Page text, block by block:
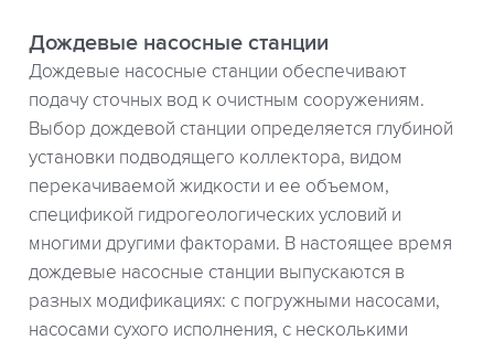
Дождевые насосные станции
Дождевые насосные станции обеспечивают
подачу сточных вод к очистным сооружениям.
Выбор дождевой станции определяется глубиной
установки подводящего коллектора, видом
перекачиваемой жидкости и ее объемом,
спецификой гидрогеологических условий и
многими другими факторами. В настоящее время
дождевые насосные станции выпускаются в
разных модификациях: с погружными насосами,
насосами сухого исполнения, с несколькими